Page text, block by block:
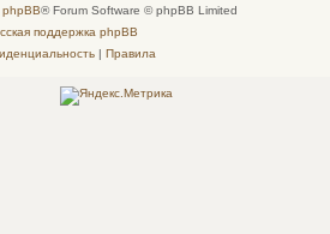
phpBB® Forum Software © phpBB Limited
поддержка phpBB
| Правила